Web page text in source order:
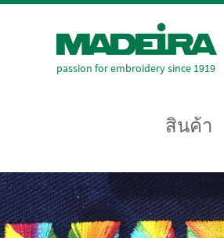
passion for embroidery since 1919
สินค้า